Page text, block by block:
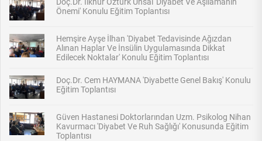
Önemi' Konulu Eğitim Toplantısı
Hemşire Ayşe İlhan 'Diyabet Tedavisinde Ağızdan
Alınan Haplar Ve İnsülin Uygulamasında Dikkat
Edilecek Noktalar' Konulu Eğitim Toplantısı
Doç.Dr. Cem HAYMANA 'Diyabette Genel Bakış' Konulu
Eğitim Toplantısı
Güven Hastanesi Doktorlarından Uzm. Psikolog Nihan
Kavurmacı 'Diyabet Ve Ruh Sağlığı' Konusunda Eğitim
Toplantısı